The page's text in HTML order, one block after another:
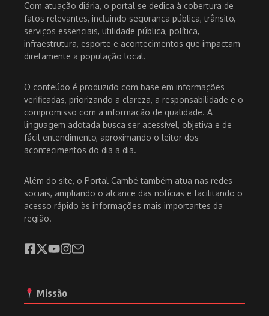
Com atuação diária, o portal se dedica à cobertura de
fatos relevantes, incluindo segurança pública, trânsito,
serviços essenciais, utilidade pública, política,
infraestrutura, esporte e acontecimentos que impactam
diretamente a população local.
O conteúdo é produzido com base em informações
verificadas, priorizando a clareza, a responsabilidade e o
compromisso com a informação de qualidade. A
linguagem adotada busca ser acessível, objetiva e de
fácil entendimento, aproximando o leitor dos
acontecimentos do dia a dia.
Além do site, o Portal Cambé também atua nas redes
sociais, ampliando o alcance das notícias e facilitando o
acesso rápido às informações mais importantes da
região.
Missão